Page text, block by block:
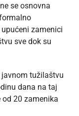
se osnovna
zamenici
sve dok su
tužilaštvu
dana na taj
20 zamenika